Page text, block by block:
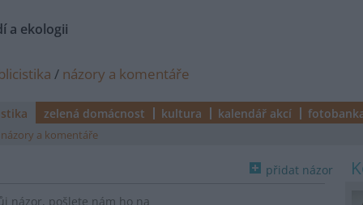
a ekologii
/ názory a komentáře
zelená domácnost kultura kalendář akcí
názory a komentáře
přidat názor
názor, pošlete nám ho na